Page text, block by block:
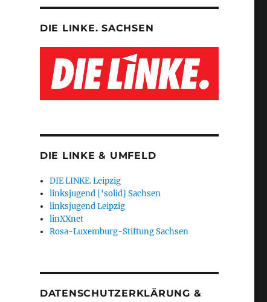
DIE LINKE. SACHSEN
DIE LINKE & UMFELD
DIE LINKE. Leipzig
linksjugend ['solid] Sachsen
linksjugend Leipzig
linXXnet
Rosa-Luxemburg-Stiftung Sachsen
DATENSCHUTZERKLÄRUNG &